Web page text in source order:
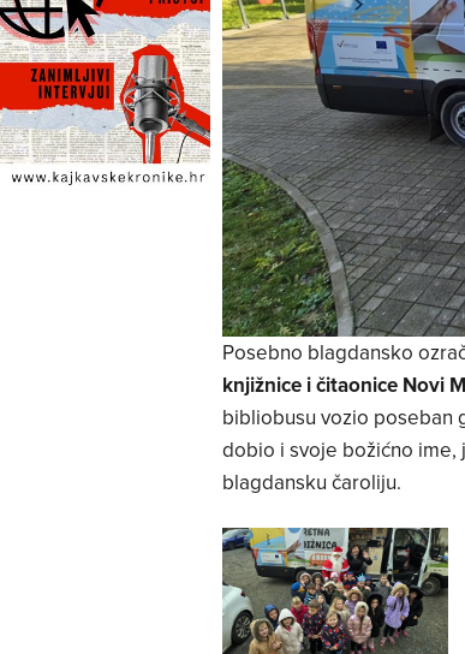
Posebno blagdansko
knjižnice i čitaonice Novi
bibliobusu vozio poseban
dobio i svoje božićno ime,
blagdansku čaroliju.